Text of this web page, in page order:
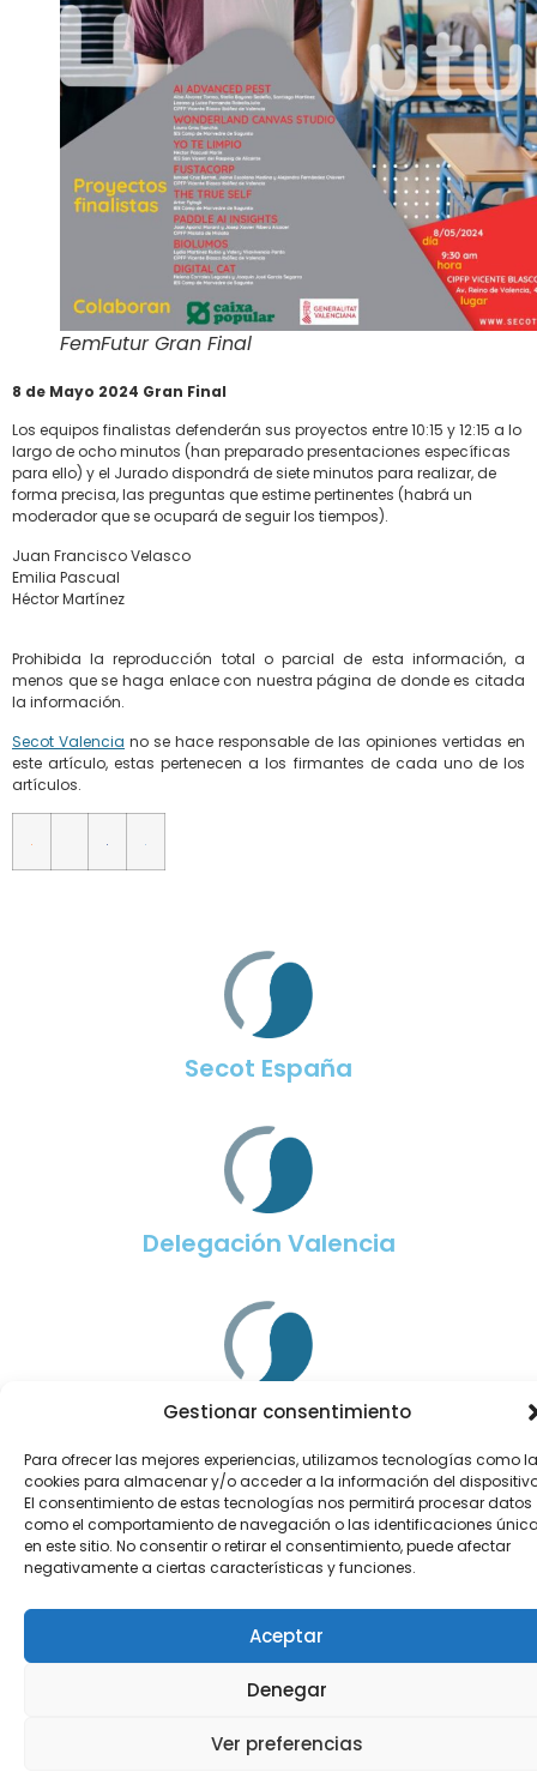
Gestionar consentimiento
Para ofrecer las mejores experiencias, utilizamos tecnologías como
cookies para almacenar y/o acceder a la información del
El consentimiento de estas tecnologías nos permitirá procesar datos
como el comportamiento de navegación o las identificaciones
en este sitio. No consentir o retirar el consentimiento, puede afectar
negativamente a ciertas características y funciones.
Aceptar
Denegar
Ver preferencias
FemFutur Gran Final
8 de Mayo 2024 Gran Final
Los equipos finalistas defenderán sus proyectos entre 10:15 y 12:15 a lo
largo de ocho minutos (han preparado presentaciones específicas
para ello) y el Jurado dispondrá de siete minutos para realizar, de
forma precisa, las preguntas que estime pertinentes (habrá un
moderador que se ocupará de seguir los tiempos).
Juan Francisco Velasco
Emilia Pascual
Héctor Martínez
Prohibida la reproducción total o parcial de esta información, a
menos que se haga enlace con nuestra página de donde es citada
la información.
Secot Valencia no se hace responsable de las opiniones vertidas en
este artículo, estas pertenecen a los firmantes de cada uno de los
artículos.
Secot España
Delegación Valencia
Delegación Alicante